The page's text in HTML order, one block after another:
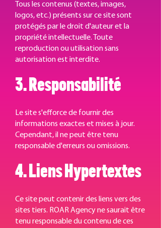
Tous les contenus (textes, images,
logos, etc.) présents sur ce site sont
protégés par le droit d'auteur et la
propriété intellectuelle. Toute
reproduction ou utilisation sans
autorisation est interdite.
3. Responsabilité
Le site s'efforce de fournir des
informations exactes et mises à jour.
Cependant, il ne peut être tenu
responsable d'erreurs ou omissions.
4. Liens Hypertextes
Ce site peut contenir des liens vers des
sites tiers. ROAR Agency ne saurait être
tenu responsable du contenu de ces